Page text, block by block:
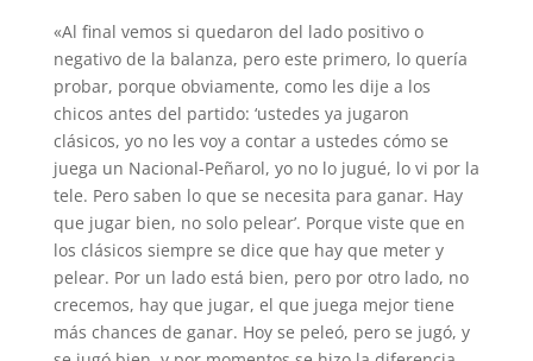
«Al final vemos si quedaron del lado positivo o
negativo de la balanza, pero este primero, lo quería
probar, porque obviamente, como les dije a los
chicos antes del partido: ‘ustedes ya jugaron
clásicos, yo no les voy a contar a ustedes cómo se
juega un Nacional-Peñarol, yo no lo jugué, lo vi por la
tele. Pero saben lo que se necesita para ganar. Hay
que jugar bien, no solo pelear’. Porque viste que en
los clásicos siempre se dice que hay que meter y
pelear. Por un lado está bien, pero por otro lado, no
crecemos, hay que jugar, el que juega mejor tiene
más chances de ganar. Hoy se peleó, pero se jugó, y